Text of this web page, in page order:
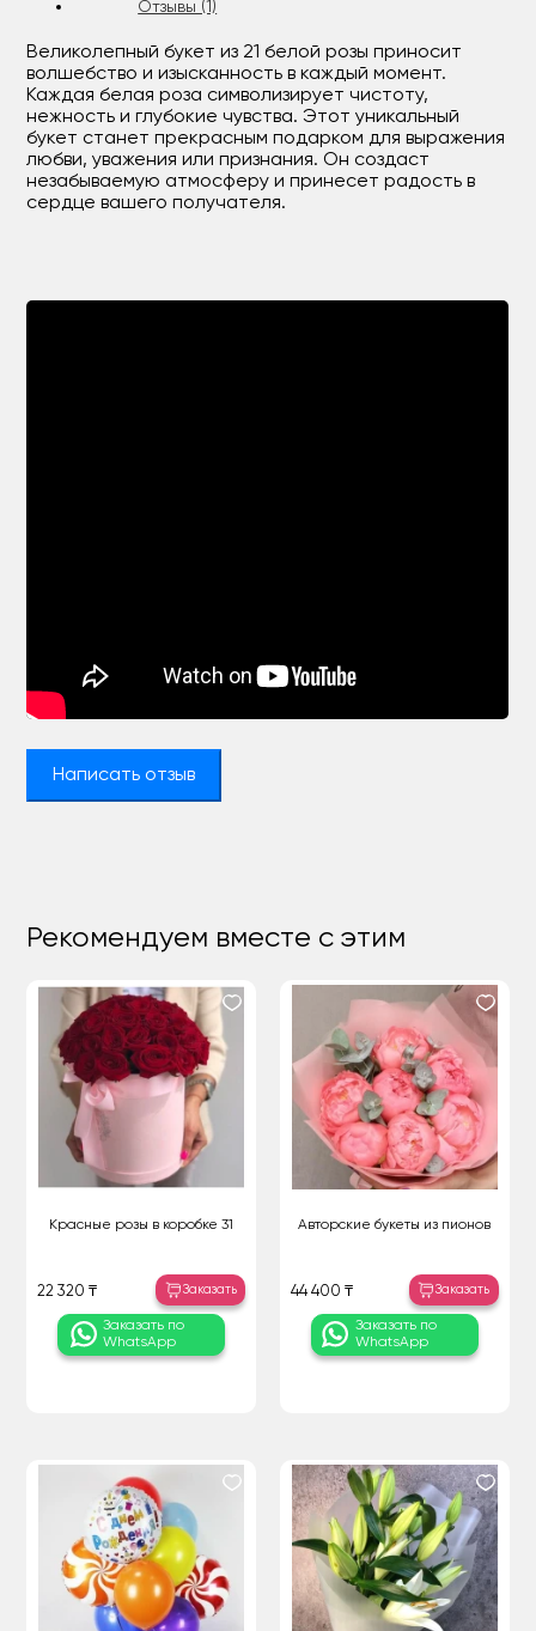
Отзывы (1)
Великолепный букет из 21 белой розы приносит
волшебство и изысканность в каждый момент.
Каждая белая роза символизирует чистоту,
нежность и глубокие чувства. Этот уникальный
букет станет прекрасным подарком для выражения
любви, уважения или признания. Он создаст
незабываемую атмосферу и принесет радость в
сердце вашего получателя.
Написать отзыв
Рекомендуем вместе с этим
Красные розы в коробке 31
22 320 ₸ Заказать
Заказать по
WhatsApp
Авторские букеты из пионов
44 400 ₸ Заказать
Заказать по
WhatsApp